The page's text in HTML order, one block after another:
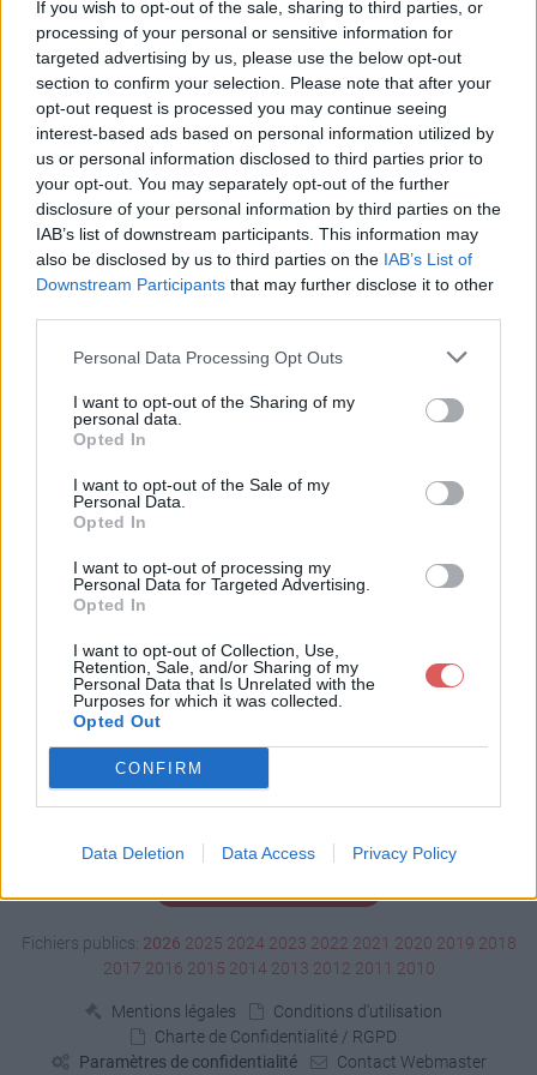
If you wish to opt-out of the sale, sharing to third parties, or
processing of your personal or sensitive information for
targeted advertising by us, please use the below opt-out
section to confirm your selection. Please note that after your
opt-out request is processed you may continue seeing
interest-based ads based on personal information utilized by
us or personal information disclosed to third parties prior to
your opt-out. You may separately opt-out of the further
disclosure of your personal information by third parties on the
IAB’s list of downstream participants. This information may
also be disclosed by us to third parties on the IAB’s List of
Downstream Participants that may further disclose it to other
Personal Data Processing Opt Outs
I want to opt-out of the Sharing of my
personal data.
Opted In
I want to opt-out of the Sale of my
Personal Data.
Opted In
I want to opt-out of processing my
Personal Data for Targeted Advertising.
Opted In
I want to opt-out of Collection, Use,
Retention, Sale, and/or Sharing of my
Personal Data that Is Unrelated with the
Purposes for which it was collected.
Opted Out
CONFIRM
Data Deletion Data Access Privacy Policy
La présente page de téléchargement a été vue 1259 fois depuis
l'envoi du fichier
Page de téléchargement
https://www.petit-fichier.fr/2011/01/04/04/ Copier
Partager le fichier 04.pdf sur le
Web et les réseaux sociaux:
Télécharger le fichier 04.pdf
Télécharger 04.pdf
Fichiers publics: 2026 2025 2024 2023 2022 2021 2020 2019 2018
2017 2016 2015 2014 2013 2012 2011 2010
Mentions légales
Conditions d'utilisation
Charte de Confidentialité / RGPD
Paramètres de confidentialité
Contact Webmaster